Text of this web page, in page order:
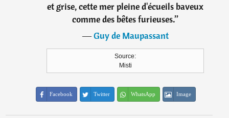
et grise, cette mer pleine d'écueils baveux
comme des bêtes furieuses.”
―Guy de Maupassant
Source:
Misti
Facebook Twitter WhatsApp Image